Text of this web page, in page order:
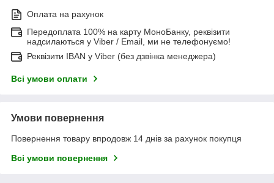
Оплата на рахунок
Передоплата 100% на карту МоноБанку, реквізити
надсилаються у Viber / Email, ми не телефонуємо!
Реквізити IBAN у Viber (без дзвінка менеджера)
Всі умови оплати
Умови повернення
Повернення товару впродовж 14 днів за рахунок покупця
Всі умови повернення